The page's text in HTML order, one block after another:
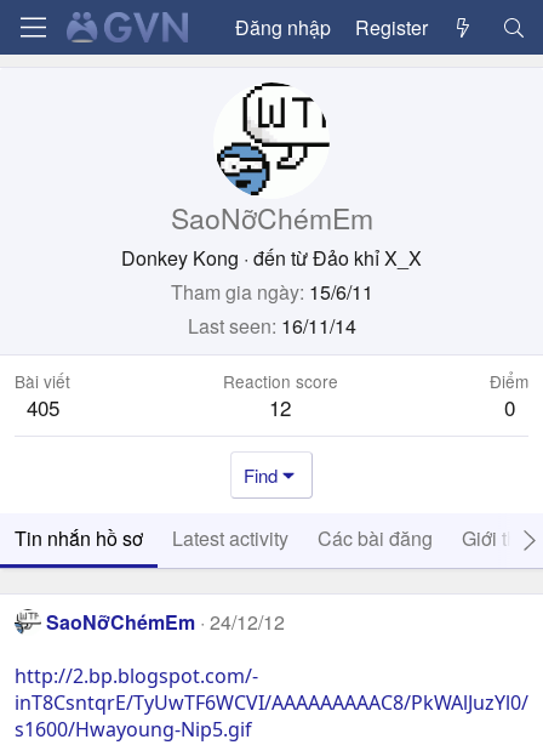
Đăng nhập Register
SaoNỡChémEm
Donkey Kong · đến từĐảo khỉ X_X
Tham gia ngày 15/6/11
Last seen 16/11/14
Bài viết
405
Reaction score
12
Điểm
0
Find
Tin nhắn hồ sơ Latest activity Các bài đăng Giới thiệu
SaoNỡChémEm 24/12/12
http://2.bp.blogspot.com/-
inT8CsntqrE/TyUwTF6WCVI/AAAAAAAAAC8/PkWAlJuzYl0/
s1600/Hwayoung-Nip5.gif